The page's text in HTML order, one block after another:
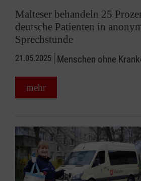
Malteser behandeln 25
deutsche Patienten in
Sprechstunde
21.05.2025 Menschen ohne
mehr